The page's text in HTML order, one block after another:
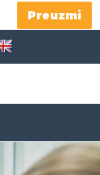
Preuzmi